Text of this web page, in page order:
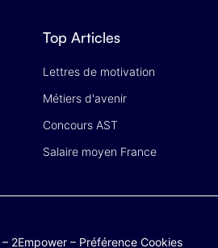
Top Articles
Lettres de motivation
Métiers d'avenir
Concours AST
Salaire moyen France
– 2Empower – Préférence Cookies